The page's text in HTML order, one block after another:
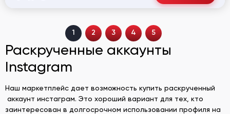
1 2 3 4 5
Раскрученные аккаунты
Instagram
Наш маркетплейс дает возможность купить раскрученный
аккаунт инстаграм. Это хороший вариант для тех, кто
заинтересован в долгосрочном использовании профиля на